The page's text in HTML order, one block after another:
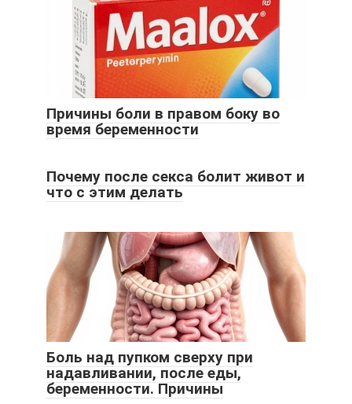
Причины боли в правом боку во
время беременности
Почему после секса болит живот и
что с этим делать
Боль над пупком сверху при
надавливании, после еды,
беременности. Причины